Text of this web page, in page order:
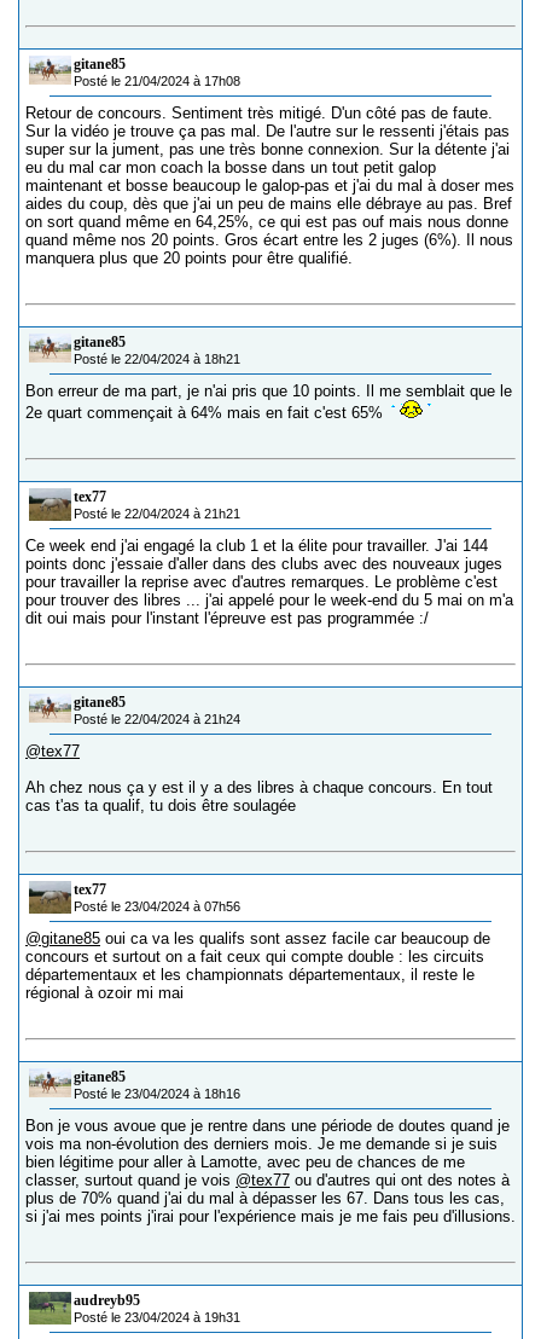
gitane85
Posté le 21/04/2024 à 17h08
Retour de concours. Sentiment très mitigé. D'un côté pas de faute.
Sur la vidéo je trouve ça pas mal. De l'autre sur le ressenti j'étais pas
super sur la jument, pas une très bonne connexion. Sur la détente j'ai
eu du mal car mon coach la bosse dans un tout petit galop
maintenant et bosse beaucoup le galop-pas et j'ai du mal à doser mes
aides du coup, dès que j'ai un peu de mains elle débraye au pas. Bref
on sort quand même en 64,25%, ce qui est pas ouf mais nous donne
quand même nos 20 points. Gros écart entre les 2 juges (6%). Il nous
manquera plus que 20 points pour être qualifié.
gitane85
Posté le 22/04/2024 à 18h21
Bon erreur de ma part, je n'ai pris que 10 points. Il me semblait que le
2e quart commençait à 64% mais en fait c'est 65%
tex77
Posté le 22/04/2024 à 21h21
Ce week end j'ai engagé la club 1 et la élite pour travailler. J'ai 144
points donc j'essaie d'aller dans des clubs avec des nouveaux juges
pour travailler la reprise avec d'autres remarques. Le problème c'est
pour trouver des libres ... j'ai appelé pour le week-end du 5 mai on m'a
dit oui mais pour l'instant l'épreuve est pas programmée :/
gitane85
Posté le 22/04/2024 à 21h24
@tex77
Ah chez nous ça y est il y a des libres à chaque concours. En tout
cas t'as ta qualif, tu dois être soulagée
tex77
Posté le 23/04/2024 à 07h56
@gitane85 oui ca va les qualifs sont assez facile car beaucoup de
concours et surtout on a fait ceux qui compte double : les circuits
départementaux et les championnats départementaux, il reste le
régional à ozoir mi mai
gitane85
Posté le 23/04/2024 à 18h16
Bon je vous avoue que je rentre dans une période de doutes quand je
vois ma non-évolution des derniers mois. Je me demande si je suis
bien légitime pour aller à Lamotte, avec peu de chances de me
classer, surtout quand je vois @tex77 ou d'autres qui ont des notes à
plus de 70% quand j'ai du mal à dépasser les 67. Dans tous les cas,
si j'ai mes points j'irai pour l'expérience mais je me fais peu d'illusions.
audreyb95
Posté le 23/04/2024 à 19h31